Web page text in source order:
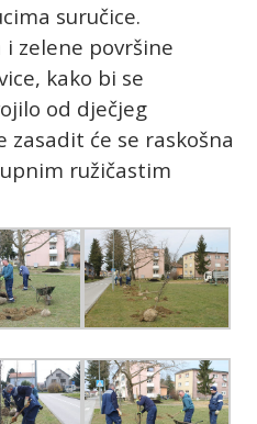
suručice.
i zelene površine
kako bi se
od dječjeg
zasadit će se raskošna
ružičastim